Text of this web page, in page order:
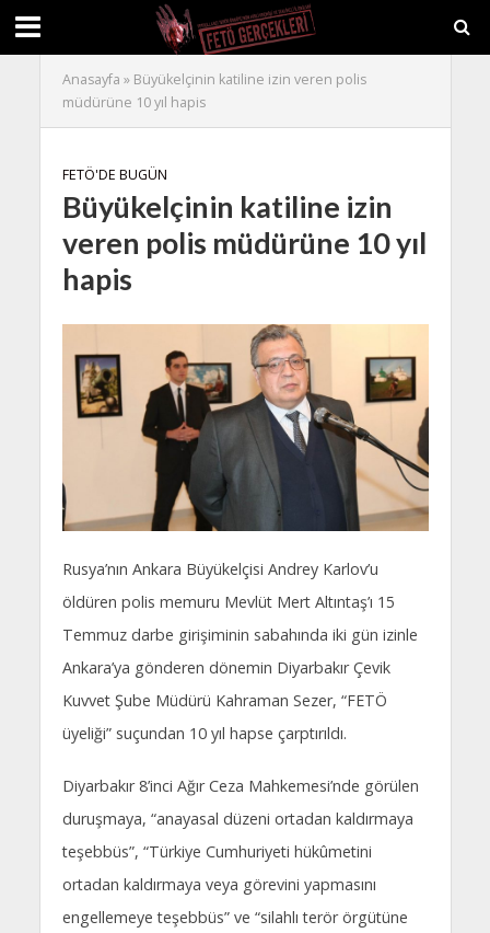
Anasayfa » Büyükelçinin katiline izin veren polis
müdürüne 10 yıl hapis
FETÖ'DE BUGÜN
Büyükelçinin katiline izin
veren polis müdürüne 10 yıl
hapis
Rusya’nın Ankara Büyükelçisi Andrey Karlov’u
öldüren polis memuru Mevlüt Mert Altıntaş’ı 15
Temmuz darbe girişiminin sabahında iki gün izinle
Ankara’ya gönderen dönemin Diyarbakır Çevik
Kuvvet Şube Müdürü Kahraman Sezer, “FETÖ
üyeliği” suçundan 10 yıl hapse çarptırıldı.
Diyarbakır 8’inci Ağır Ceza Mahkemesi’nde görülen
duruşmaya, “anayasal düzeni ortadan kaldırmaya
teşebbüs”, “Türkiye Cumhuriyeti hükûmetini
ortadan kaldırmaya veya görevini yapmasını
engellemeye teşebbüs” ve “silahlı terör örgütüne